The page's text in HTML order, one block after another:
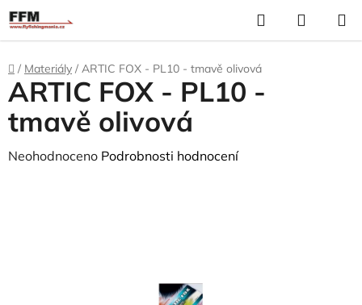
Přejít
na
obsah
Hledat
Domů
/ Materiály / ARTIC FOX - PL10 - tmavě olivová
ARTIC FOX - PL10 -
tmavě olivová
Průměrné
Neohodnoceno Podrobnosti hodnocení